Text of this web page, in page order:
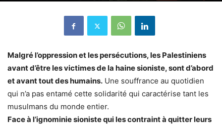
Malgré l’oppression et les persécutions, les Palestiniens
avant d’être les victimes de la haine sioniste, sont d’abord
et avant tout des humains. Une souffrance au quotidien
qui n’a pas entamé cette solidarité qui caractérise tant les
musulmans du monde entier.
Face à l’ignominie sioniste qui les contraint à quitter leurs